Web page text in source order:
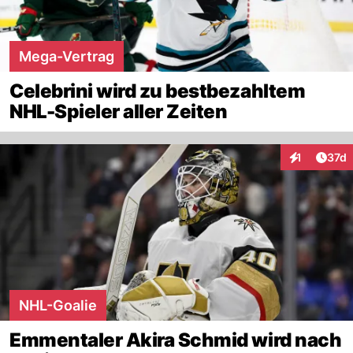
Mega-Vertrag
Celebrini wird zu bestbezahltem
NHL-Spieler aller Zeiten
1 37d
NHL-Goalie
Emmentaler Akira Schmid wird nach